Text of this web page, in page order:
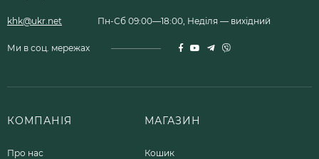
khk@ukr.net Пн-Сб 09:00—18:00, Неділя — вихідний
Ми в соц. мережах
КОМПАНІЯ
Про нас
МАГАЗИН
Кошик